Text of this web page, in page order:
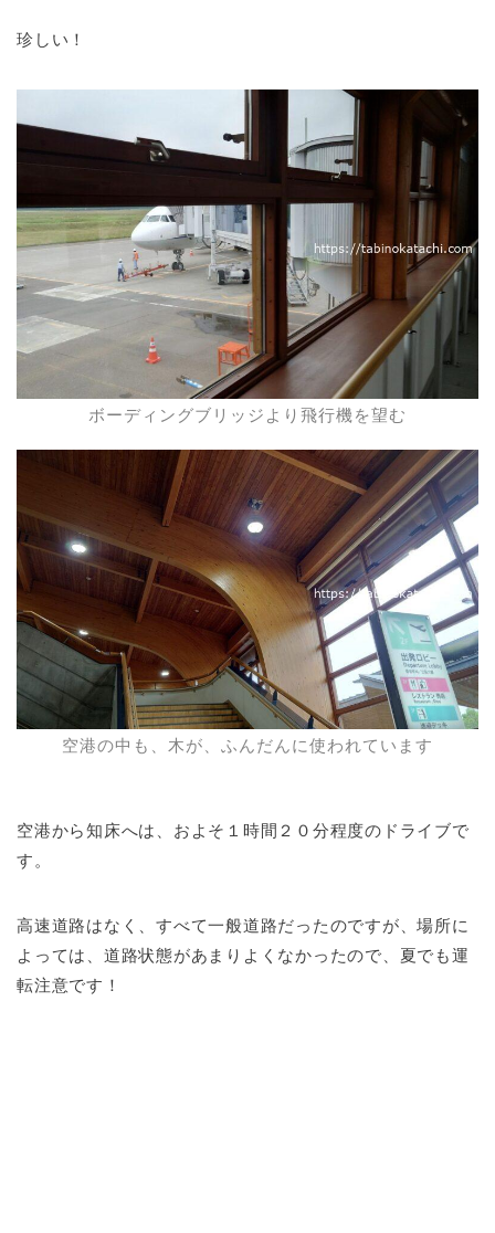
珍しい！
ボーディングブリッジより飛行機を望む
空港の中も、木が、ふんだんに使われています
空港から知床へは、およそ１時間２０分程度のドライブで
す。
高速道路はなく、すべて一般道路だったのですが、場所に
よっては、道路状態があまりよくなかったので、夏でも運
転注意です！